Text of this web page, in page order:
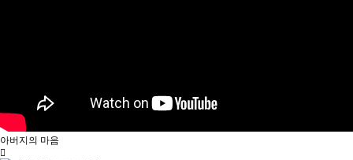
아버지의 마음